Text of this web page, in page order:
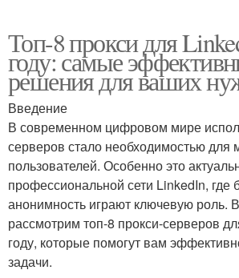
Топ-8 прокси для
году: самые
решения для ваших
Введение
В современном цифровом мире
серверов стало необходимостью для
пользователей. Особенно это
профессиональной сети LinkedIn, где
анонимность играют ключевую роль.
рассмотрим топ-8 прокси-серверов
году, которые помогут вам
задачи.